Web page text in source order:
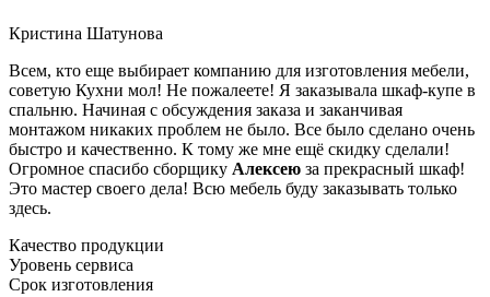
Кристина Шатунова
Всем, кто еще выбирает компанию для изготовления мебели,
советую Кухни мол! Не пожалеете! Я заказывала шкаф-купе в
спальню. Начиная с обсуждения заказа и заканчивая
монтажом никаких проблем не было. Все было сделано очень
быстро и качественно. К тому же мне ещё скидку сделали!
Огромное спасибо сборщику Алексею за прекрасный шкаф!
Это мастер своего дела! Всю мебель буду заказывать только
здесь.
Качество продукции
Уровень сервиса
Срок изготовления